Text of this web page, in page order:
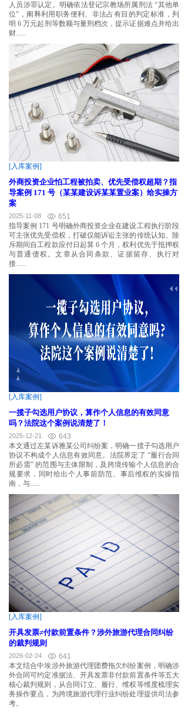
人员涉罪认定。明确依法登记宗教场所属刑法 “其他单
位”，阐释利用职务便利、非法占有目的判定标准，列
明 6 万元起刑等数额与量刑档次，提示证据难点并给出
财......
[入库案例]
外商投资企业怕工程被拍卖、优先受偿权超期？指
导案例 171 号（某某建设诉某某置业案）给实操方
案
2025-11-08
651
指导案例 171 号明确外商投资企业在建设工程执行阶段
可主张优先受偿权，打破仅能诉讼主张的传统认知。除
斥期间自工程款应付日起算 6 个月，权利优先于抵押权
与普通债权。文章从合同条款、证据留存、执行对
接......
[入库案例]
一揽子勾选用户协议，算作个人信息的有效同意
吗？法院这个案例说清楚了！
2025-12-21
643
本文通过左某诉雅某公司纠纷案，明确一揽子勾选用户
协议不构成个人信息有效同意。法院界定了 “履行合同
所必需” 的范围与主体限制，及跨境传输个人信息的合
规要求，同时给出个人事前防范、事后维权的实操指
南，与......
[入库案例]
开具发票≠付款前置条件？涉外旅游代理合同纠纷
的裁判规则
2026-02-24
641
本文结合中埃涉外旅游代理团费拖欠纠纷案例，明确涉
外合同可约定准据法、开具发票非付款前置条件等五大
核心裁判规则，从合同订立、履行、维权等维度梳理实
务操作要点，为跨境旅游代理行业纠纷处理提供司法参
考。